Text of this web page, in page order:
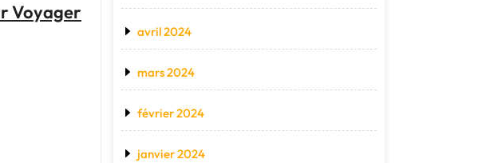
Voyager
avril 2024
mars 2024
février 2024
janvier 2024